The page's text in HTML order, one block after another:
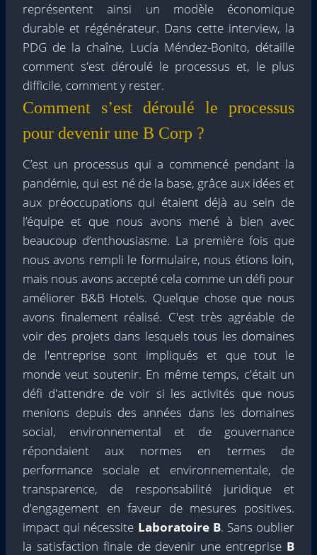
représentent ainsi un modèle économique
durable et régénérateur. Dans cette interview, la
PDG de la chaîne, Lucía Méndez-Bonito, détaille
comment s'est déroulé le processus et, le plus
difficile, comment y rester.
Comment s’est déroulé le processus
pour devenir une B Corp ?
C’est un processus qui a commencé pendant la
pandémie, qui est né de la base, grâce aux idées et
aux préoccupations qui étaient déjà au sein de
l’équipe et que nous avons mené à bien avec
beaucoup d’enthousiasme. La première fois que
nous avons rempli le formulaire, nous étions loin,
mais nous avons accepté cela comme un défi pour
améliorer B&B Hotels. Quelque chose que nous
avons finalement réalisé. C'est très agréable de
voir des projets dans lesquels tous les domaines
de l'entreprise sont impliqués et que tout le
monde veut soutenir. En même temps, c'était un
défi d'attendre de voir si les activités que nous
menions depuis des années dans les domaines
social, environnemental et de gouvernance
répondaient aux normes en termes de
performance sociale et environnementale, de
transparence, de responsabilité juridique et
d'engagement en faveur de mesures positives.
impact qui nécessite Laboratoire B. Sans oublier
la satisfaction finale de devenir une entreprise B